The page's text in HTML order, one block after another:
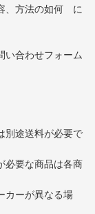
、方法の如何 に
い合わせフォーム
別途送料が必要で
必要な商品は各商
カーが異なる場